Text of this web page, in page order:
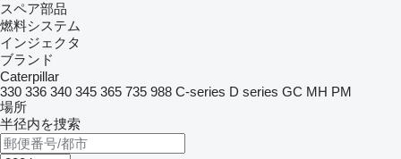
スペア部品
燃料システム
インジェクタ
ブランド
Caterpillar
330 336 340 345 365 735 988 C-series D series GC MH PM
場所
半径内を捜索